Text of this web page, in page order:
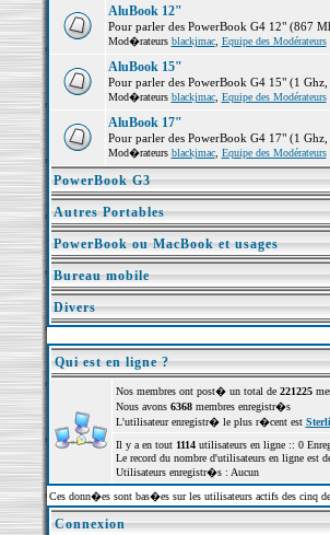
AluBook 12"
Pour parler des PowerBook G4 12" (867
Mod�rateurs blackjmac, Equipe des Modérateurs
AluBook 15"
Pour parler des PowerBook G4 15" (1
Mod�rateurs blackjmac, Equipe des Modérateurs
AluBook 17"
Pour parler des PowerBook G4 17" (1
Mod�rateurs blackjmac, Equipe des Modérateurs
PowerBook G3
Autres Portables
PowerBook ou MacBook et usages
Bureau mobile
Divers
Qui est en ligne ?
Nos membres ont post� un total de 221225
Nous avons 6368membres enregistr�s
L'utilisateur enregistr� le plus r�cent est
Il y a en tout 1114utilisateurs en ligne :: 0
Le record du nombre d'utilisateurs en ligne est
Utilisateurs enregistr�s : Aucun
Ces donn�es sont bas�es sur les utilisateurs actifs des cinq
Connexion